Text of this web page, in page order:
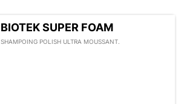
BIOTEK SUPER FOAM
SHAMPOING POLISH ULTRA MOUSSANT.